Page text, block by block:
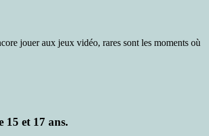
jouer aux jeux vidéo, rares sont les moments où
15 et 17 ans.